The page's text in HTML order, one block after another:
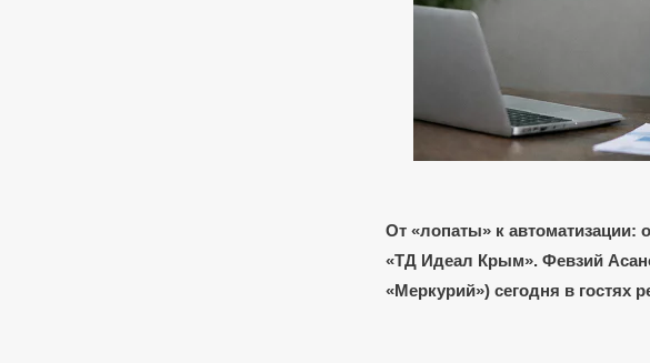
От «лопаты» к автоматизации:
«ТД Идеал Крым». Февзий
«Меркурий») сегодня в гостях